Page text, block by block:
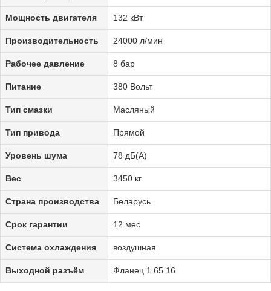
Мощность двигателя 132 кВт
Производительность 24000 л/мин
Рабочее давление 8 бар
Питание 380 Вольт
Тип смазки Масляный
Тип привода Прямой
Уровень шума 78 дБ(А)
Вес 3450 кг
Страна производства Беларусь
Срок гарантии 12 мес
Система охлаждения воздушная
Выходной разъём Фланец 1 65 16